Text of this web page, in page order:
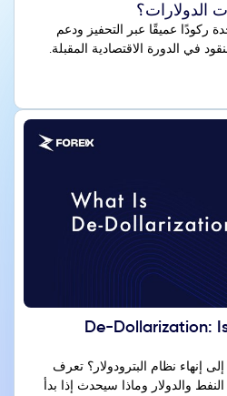
الدولارات؟
ركودًا عميقًا عبر التحفيز ودعم
في الدورة الاقتصادية المقبلة.
De-Dollarization:
إنهاء نظام البترودولار؟ تعرف
والدولار وماذا سيحدث إذا بدأ